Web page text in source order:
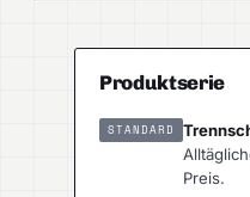
Produktserie
STANDARD
Preis.